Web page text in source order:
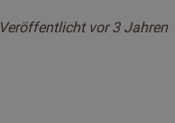
Veröffentlicht vor 3 Jahren